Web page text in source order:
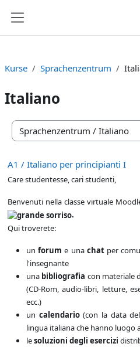
Kurse Sprachenzentrum
Italiano
Kursbereiche
A1 / Italiano per principianti I
Care studentesse, cari studenti,
Benvenuti nella classe virtuale
.
Qui troverete:
unforum e una chatper
l'insegnante
una bibliografia con materiale
(CD-Rom, audio-libri, letture,
ecc.)
un calendario(con la data
lingua italiana che hanno luogo
lesoluzioni degli esercizi